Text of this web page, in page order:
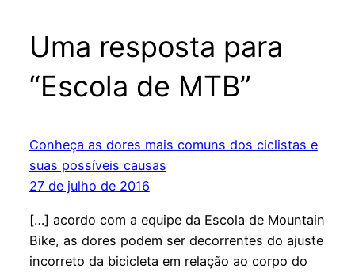
Uma resposta para
“Escola de MTB”
Conheça as dores mais comuns dos ciclistas e
suas possíveis causas
27 de julho de 2016
[…] acordo com a equipe da Escola de Mountain
Bike, as dores podem ser decorrentes do ajuste
incorreto da bicicleta em relação ao corpo do